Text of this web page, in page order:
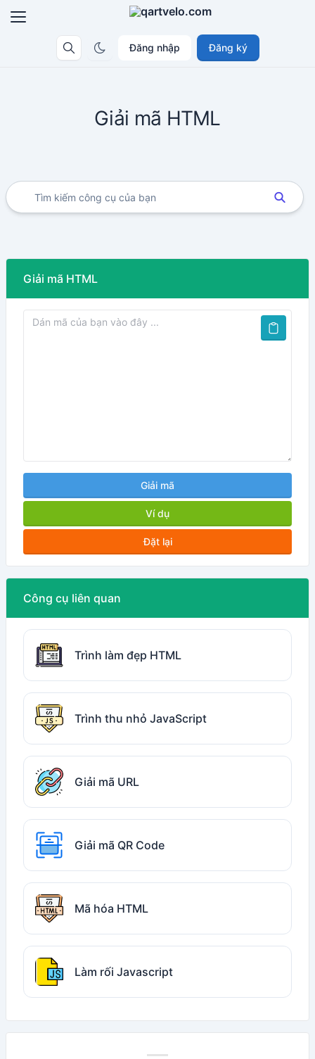
Đăng nhập Đăng ký
Giải mã HTML
Giải mã HTML
Giải mã
Ví dụ
Đặt lại
Công cụ liên quan
Trình làm đẹp HTML
Trình thu nhỏ JavaScript
Giải mã URL
Giải mã QR Code
Mã hóa HTML
Làm rối Javascript